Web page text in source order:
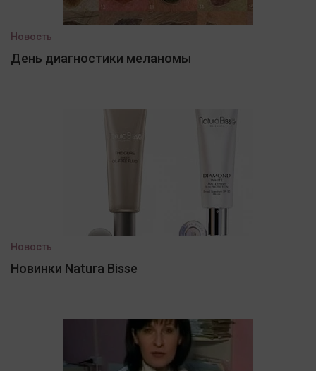
Новость
День диагностики меланомы
Новость
Новинки Natura Bisse